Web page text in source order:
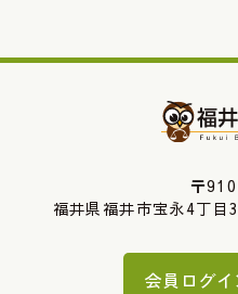
〒
福井県福井市宝永4丁
会員ログイ